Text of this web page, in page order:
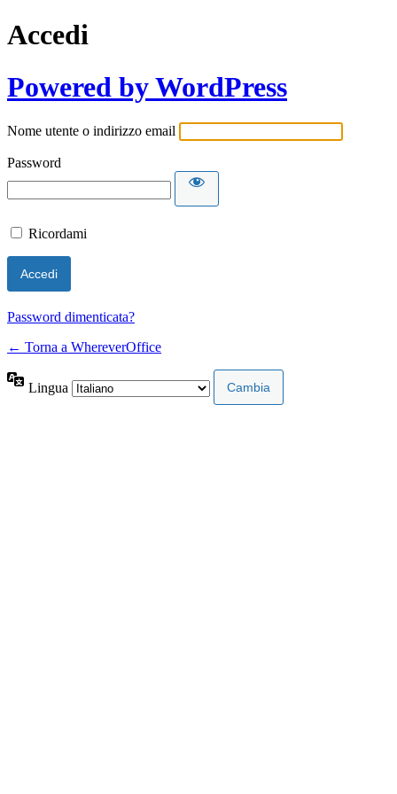
Accedi
Powered by WordPress
Nome utente o indirizzo email
Password
Ricordami
Password dimenticata?
← Torna a WhereverOffice
Lingua